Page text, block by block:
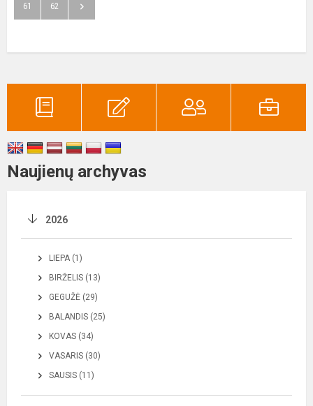
61 62
Naujienų archyvas
2026
LIEPA (1)
BIRŽELIS (13)
GEGUŽĖ (29)
BALANDIS (25)
KOVAS (34)
VASARIS (30)
SAUSIS (11)